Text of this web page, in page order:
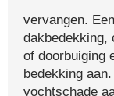
vervangen.
dakbedekking,
of doorbuiging
bedekking
vochtschade